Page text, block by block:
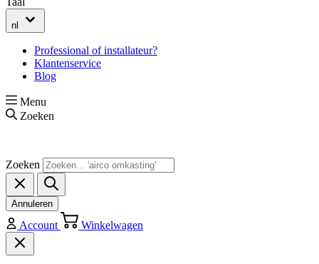
nl
Professional of installateur?
Klantenservice
Blog
Menu
Zoeken
Zoeken
Annuleren
Account Winkelwagen